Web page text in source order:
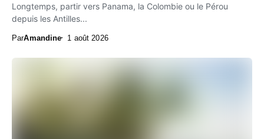
Longtemps, partir vers Panama, la Colombie ou le Pérou
depuis les Antilles...
ParAmandine 1 août 2026